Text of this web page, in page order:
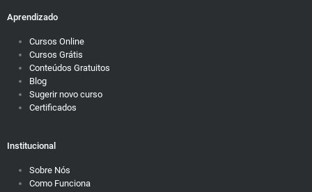
Aprendizado
Cursos Online
Cursos Grátis
Conteúdos Gratuitos
Blog
Sugerir novo curso
Certificados
Institucional
Sobre Nós
Como Funciona